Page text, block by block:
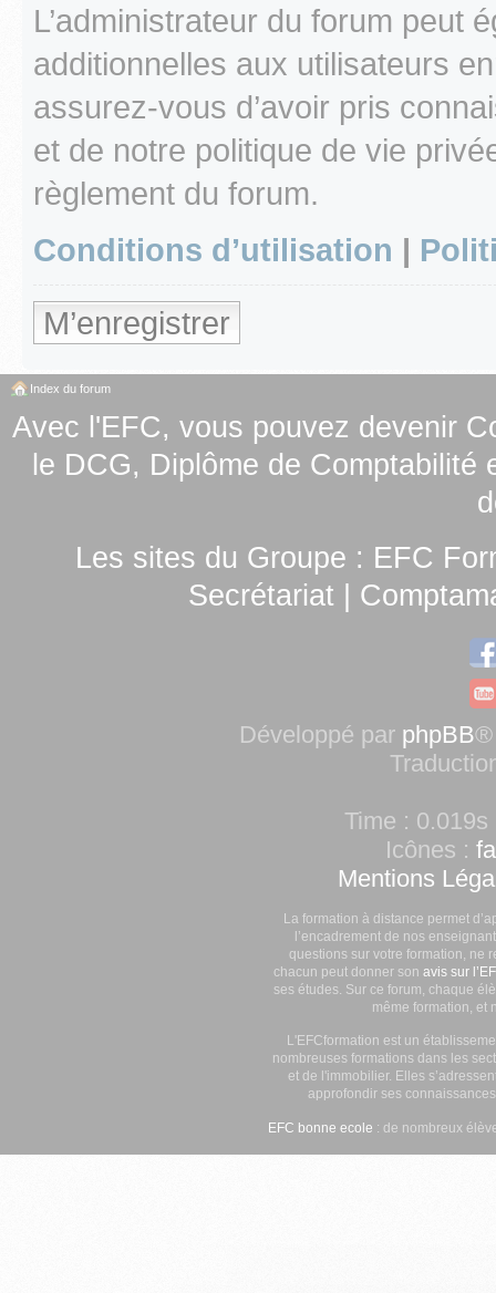
L’administrateur du forum peut
additionnelles aux utilisateurs
assurez-vous d’avoir pris
et de notre politique de vie
règlement du forum.
Conditions d’utilisation |
M’enregistrer
Index du forum
Avec l'EFC, vous pouvez devenir
le DCG, Diplôme de Comptabilité
Les sites du Groupe : EFC
Secrétariat
Développé par phpBB®
Time :
Icônes :
Mentions
La formation à distance permet
l’encadrement de nos
questions sur votre formation, ne
chacun peut donner son avis sur
ses études. Sur ce forum, chaque
même formation, et
L'EFCformation est un
nombreuses formations dans les
et de l'immobilier. Elles
approfondir ses
EFC bonne ecole : de nombreux